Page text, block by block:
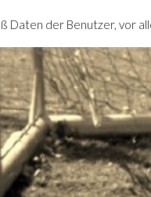
Daten der Benutzer, vor